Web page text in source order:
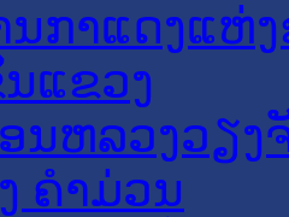
ນກາແດງແຫ່
ແຂວງ
ນ​ຫລວງວຽງ
ຄໍາມ່ວນ